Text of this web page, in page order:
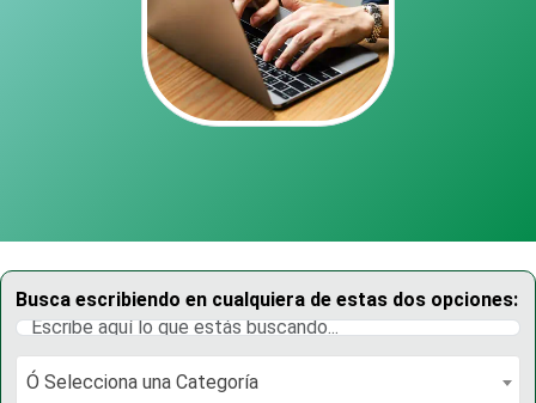
Busca escribiendo en cualquiera de estas dos opciones:
Ó Selecciona una Categoría
Ó Selecciona una Categoría